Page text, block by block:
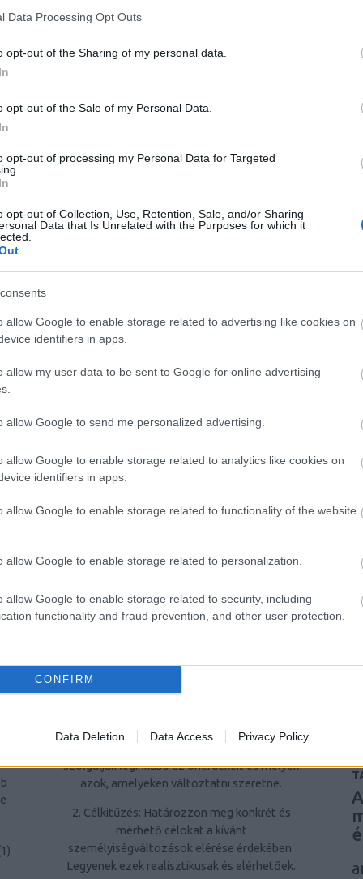
Data Processing Opt Outs
opt-out of the Sharing of my personal data.
opt-out of the Sale of my Personal Data.
opt-out of processing my Personal Data for Targeted
opt-out of Collection, Use, Retention, Sale, and/or Sharing
Data that Is Unrelated with the Purposes for which it
allow Google to enable storage related to advertising like cookies on
identifiers in apps.
allow my user data to be sent to Google for online advertising
allow Google to send me personalized advertising.
allow Google to enable storage related to analytics like cookies on
identifiers in apps.
allow Google to enable storage related to functionality of the website
allow Google to enable storage related to personalization.
allow Google to enable storage related to security, including
functionality and fraud prevention, and other user protection.
CONFIRM
Data Deletion Data Access Privacy Policy
)
1)
és másokat, ami lehetővé teszi számára,
hogy tudatosabban alakítsa életét és
interakcióit.
1. Növekedett önismeret: A
saját magukat, felismerjék erősségeiket és
2. Hatékonyabb kommunikáció: A
3. Jobb stresszkezelés: A
személyiségfejlesztési technikák, mint a
elsajátítása, segíthetnek az egyéneknek
személyiségfejlesztés segít az egyéneknek
abban, hogy optimistábbak legyenek, jobban
életükhöz, ami javítja általános
5. Személyes és szakmai siker: Az önbizalom
készségek és a hatékonyabb
problémamegoldó képességek hozzájárulnak
Hogyan kezdjünk hozzá a
átgondolja saját viselkedési mintáit, értékeit
és céljait. Ismerje fel, mely személyiségjegyek
szolgálják leginkább az önérdekeit és melyek
azok, amelyeken változtatni szeretne.
2. Célkitűzés: Határozzon meg konkrét és
mérhető célokat a kívánt
személyiségváltozások elérése érdekében.
Legyenek ezek realisztikusak és elérhetőek.